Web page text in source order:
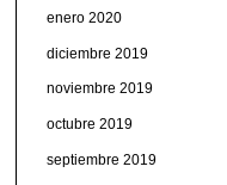
enero 2020
diciembre 2019
noviembre 2019
octubre 2019
septiembre 2019